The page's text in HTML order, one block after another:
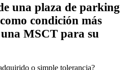
una plaza de parking
condición más
MSCT para su